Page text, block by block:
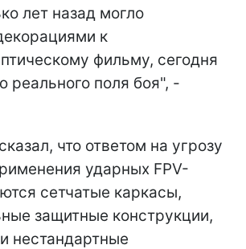
лет назад могло
к
фильму, сегодня
реального поля боя", -
что ответом на угрозу
ударных FPV-
сетчатые каркасы,
защитные конструкции,
нестандартные